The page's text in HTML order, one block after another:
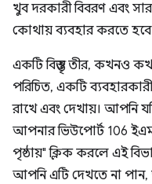
খুব দরকারী বিবরণ এবং
কোথায় ব্যবহার করতে
একটি বিস্তৃত তীর, কখনও
পরিচিত, একটি ব্যবহারকারী
রাখে এবং দেখায়। আপনি
আপনার ভিউপোর্ট 106
পৃষ্ঠায়" ক্লিক করলে এই
আপনি এটি দেখতে না পান,